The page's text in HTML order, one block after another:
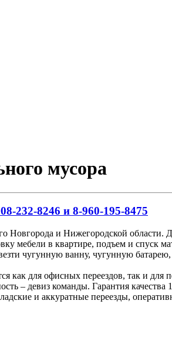
мусора
232-8246 и 8-960-195-8475
Новгорода и Нижегородской
мебели в квартире, подъем и
чугунную ванну, чугунную
как для офисных переездов, так и
– девиз команды. Гарантия качества
и аккуратные переезды,